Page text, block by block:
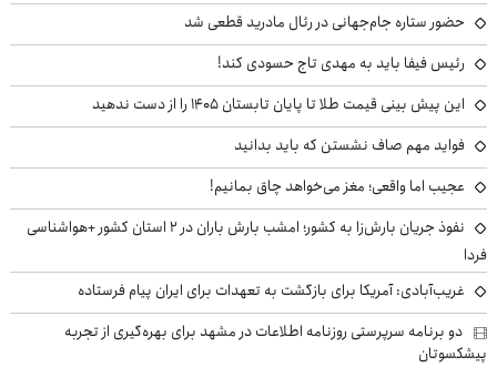
حضور ستاره جام‌جهانی در رئال مادرید قطعی شد
رئیس فیفا باید به مهدی تاج حسودی کند!
این پیش بینی قیمت طلا تا پایان تابستان ۱۴۰۵ را از دست ندهید
فواید مهم صاف نشستن که باید بدانید
عجیب اما واقعی؛ مغز می‌خواهد چاق بمانیم!
نفوذ جریان بارش‌زا به کشور؛ امشب بارش باران در ۲ استان کشور +هواشناسی
فردا
غریب‌آبادی: آمریکا برای بازگشت به تعهدات برای ایران پیام فرستاده
دو برنامه سرپرستی روزنامه اطلاعات در مشهد برای بهره‌گیری از تجربه
پیشکسوتان